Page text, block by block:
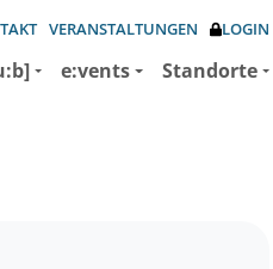
VERANSTALTUNGEN LOGIN
e:vents Standorte